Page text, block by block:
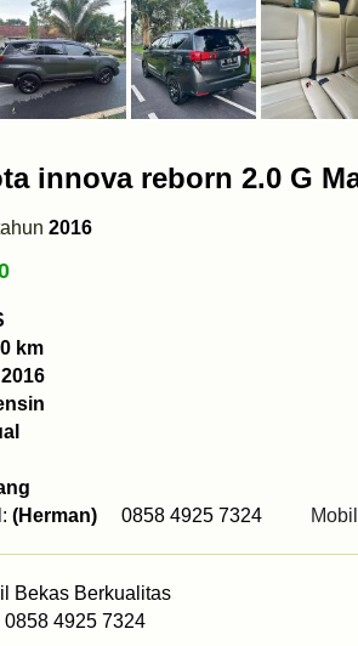
innova reborn 2.0 G
2016
km
2016
(Herman) 0858 4925 7324
Bekas Berkualitas
0858 4925 7324